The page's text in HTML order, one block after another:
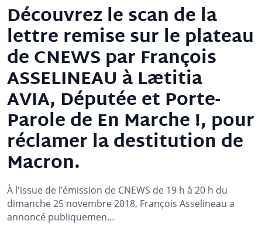
Découvrez le scan de la
lettre remise sur le plateau
de CNEWS par François
ASSELINEAU à Lætitia
AVIA, Députée et Porte-
Parole de En Marche !, pour
réclamer la destitution de
Macron.
À l'issue de l’émission de CNEWS de 19 h à 20 h du
dimanche 25 novembre 2018, François Asselineau a
annoncé publiquemen…